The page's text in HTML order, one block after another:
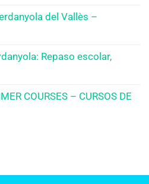
del Vallès –
Repaso escolar,
COURSES – CURSOS DE